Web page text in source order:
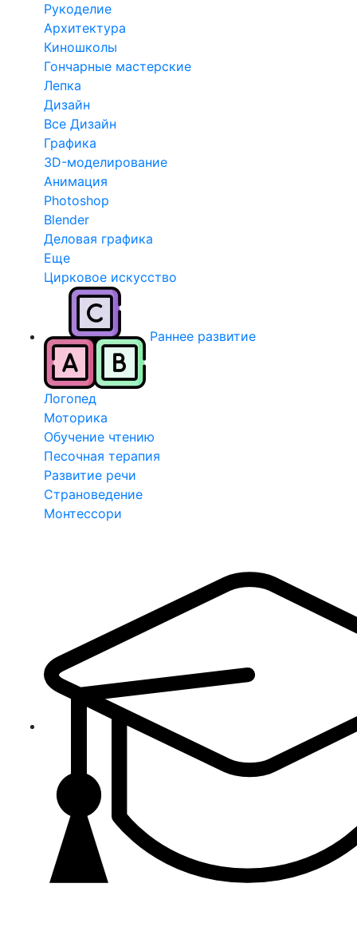
Рукоделие
Архитектура
Киношколы
Гончарные мастерские
Лепка
Дизайн
Все Дизайн
Графика
3D-моделирование
Анимация
Photoshop
Blender
Деловая графика
Еще
Цирковое искусство
Раннее развитие
Логопед
Моторика
Обучение чтению
Песочная терапия
Развитие речи
Страноведение
Монтессори